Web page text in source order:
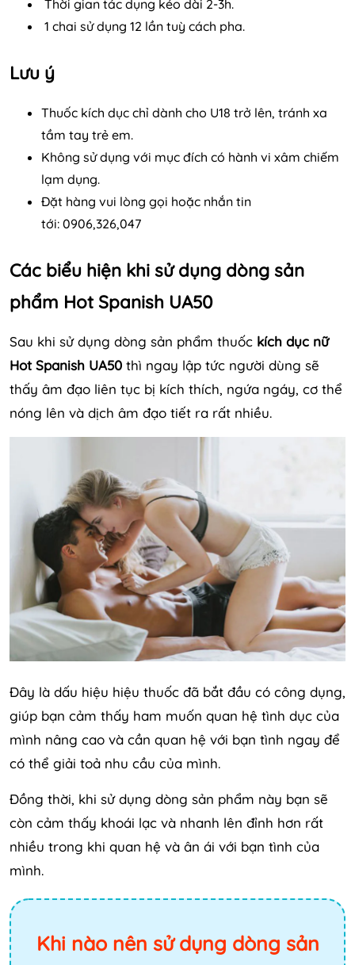
Thời gian tác dụng kéo dài 2-3h.
1 chai sử dụng 12 lần tuỳ cách pha.
Lưu ý
Thuốc kích dục chỉ dành cho U18 trở lên, tránh xa
tầm tay trẻ em.
Không sử dụng với mục đích có hành vi xâm chiếm
lạm dụng.
Đặt hàng vui lòng gọi hoặc nhắn tin
tới: 0906,326,047
Các biểu hiện khi sử dụng dòng sản
phẩm Hot Spanish UA50
Sau khi sử dụng dòng sản phẩm thuốc kích dục nữ
Hot Spanish UA50 thì ngay lập tức người dùng sẽ
thấy âm đạo liên tục bị kích thích, ngứa ngáy, cơ thể
nóng lên và dịch âm đạo tiết ra rất nhiều.
Đây là dấu hiệu hiệu thuốc đã bắt đầu có công dụng,
giúp bạn cảm thấy ham muốn quan hệ tình dục của
mình nâng cao và cần quan hệ với bạn tình ngay để
có thể giải toả nhu cầu của mình.
Đồng thời, khi sử dụng dòng sản phẩm này bạn sẽ
còn cảm thấy khoái lạc và nhanh lên đỉnh hơn rất
nhiều trong khi quan hệ và ân ái với bạn tình của
mình.
Khi nào nên sử dụng dòng sản